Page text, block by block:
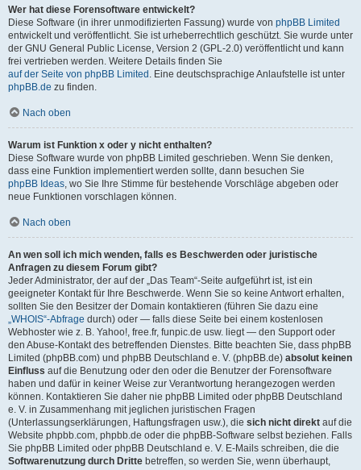
Wer hat diese Forensoftware entwickelt?
Diese Software (in ihrer unmodifizierten Fassung) wurde von phpBB Limited
entwickelt und veröffentlicht. Sie ist urheberrechtlich geschützt. Sie wurde unter
der GNU General Public License, Version 2 (GPL-2.0) veröffentlicht und kann
frei vertrieben werden. Weitere Details finden Sie
auf der Seite von phpBB Limited . Eine deutschsprachige Anlaufstelle ist unter
phpBB.de zu finden.
Nach oben
Warum ist Funktion x oder y nicht enthalten?
Diese Software wurde von phpBB Limited geschrieben. Wenn Sie denken,
dass eine Funktion implementiert werden sollte, dann besuchen Sie
phpBB Ideas, wo Sie Ihre Stimme für bestehende Vorschläge abgeben oder
neue Funktionen vorschlagen können.
Nach oben
An wen soll ich mich wenden, falls es Beschwerden oder juristische
Anfragen zu diesem Forum gibt?
Jeder Administrator, der auf der „Das Team“-Seite aufgeführt ist, ist ein
geeigneter Kontakt für Ihre Beschwerde. Wenn Sie so keine Antwort erhalten,
sollten Sie den Besitzer der Domain kontaktieren (führen Sie dazu eine
„WHOIS“-Abfrage durch) oder — falls diese Seite bei einem kostenlosen
Webhoster wie z. B. Yahoo!, free.fr, funpic.de usw. liegt — den Support oder
den Abuse-Kontakt des betreffenden Dienstes. Bitte beachten Sie, dass phpBB
Limited (phpBB.com) und phpBB Deutschland e. V. (phpBB.de) absolut keinen
Einfluss auf die Benutzung oder den oder die Benutzer der Forensoftware
haben und dafür in keiner Weise zur Verantwortung herangezogen werden
können. Kontaktieren Sie daher nie phpBB Limited oder phpBB Deutschland
e. V. in Zusammenhang mit jeglichen juristischen Fragen
(Unterlassungserklärungen, Haftungsfragen usw.), die sich nicht direkt auf die
Website phpbb.com, phpbb.de oder die phpBB-Software selbst beziehen. Falls
Sie phpBB Limited oder phpBB Deutschland e. V. E-Mails schreiben, die die
Softwarenutzung durch Dritte betreffen, so werden Sie, wenn überhaupt,